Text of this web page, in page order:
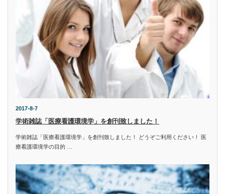
2017-8-7
学術雑誌「医療看護環境学」を創刊致しました！
学術雑誌「医療看護環境学」を創刊致しました！ どうぞご利用ください！ 医
療看護環境学の目的 …